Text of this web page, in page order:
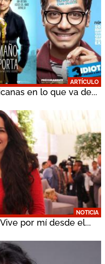
ARTÍCULO
en lo que va de...
NOTICIA
por mí desde el...